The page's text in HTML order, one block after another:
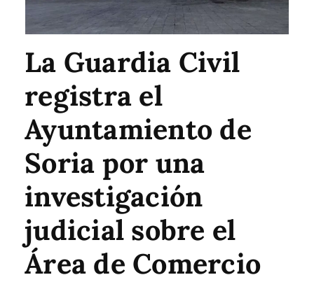
La Guardia Civil
registra el
Ayuntamiento de
Soria por una
investigación
judicial sobre el
Área de Comercio